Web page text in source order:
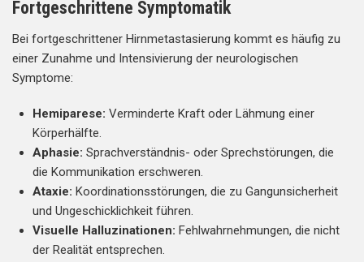
Fortgeschrittene Symptomatik
Bei fortgeschrittener Hirnmetastasierung kommt es häufig zu
einer Zunahme und Intensivierung der neurologischen
Symptome:
Hemiparese: Verminderte Kraft oder Lähmung einer
Körperhälfte.
Aphasie: Sprachverständnis- oder Sprechstörungen, die
die Kommunikation erschweren.
Ataxie: Koordinationsstörungen, die zu Gangunsicherheit
und Ungeschicklichkeit führen.
Visuelle Halluzinationen: Fehlwahrnehmungen, die nicht
der Realität entsprechen.